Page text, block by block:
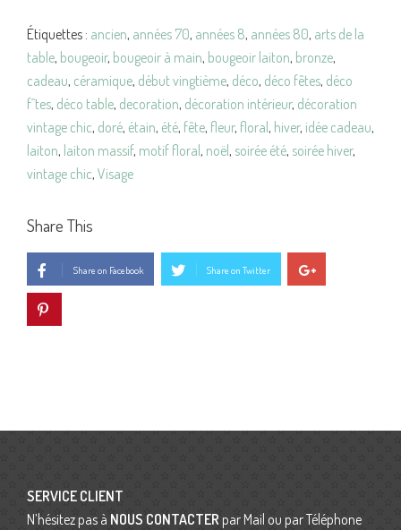
Étiquettes : ancien, années 70, années 8, années 80, arts de la
table, bougeoir, bougeoir à main, bougeoir laiton, bronze,
cadeau, céramique, début vingtième, déco, déco fêtes, déco
f^tes, déco table, decoration, décoration intérieur, décoration
vintage chic, doré, étain, été, fête, fleur, floral , hiver, idée cadeau,
laiton, laiton massif, motif floral , noël, soirée été, soirée hiver,
vintage chic, Visage
Share This
Share on Facebook Share on Twitter
SERVICE CLIENT
N’hésitez pas à NOUS CONTACTER par Mail ou par Téléphone